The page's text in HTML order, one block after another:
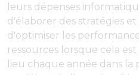
leurs dépenses
d'élaborer des stratégies
d'optimiser les
ressources lorsque cela est
lieu chaque année dans